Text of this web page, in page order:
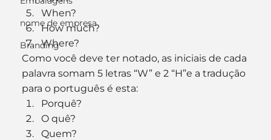
nome de empresa
Branding
When?
How much?
Where?
Como você deve ter notado, as iniciais de cada
palavra somam 5 letras “W” e 2 “H”e a tradução
para o português é esta:
Porquê?
O quê?
Quem?